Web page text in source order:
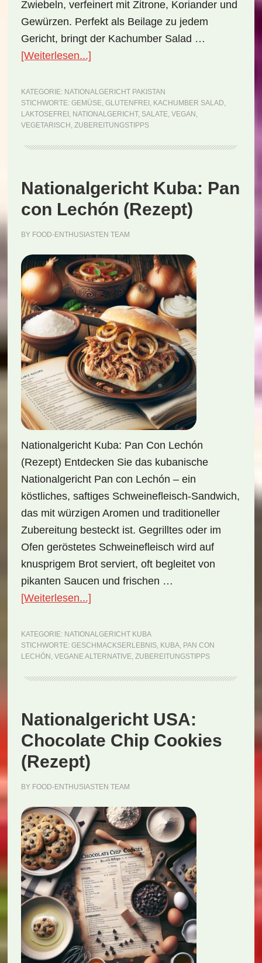
Zwiebeln, verfeinert mit Zitrone, Koriander und
Gewürzen. Perfekt als Beilage zu jedem
Gericht, bringt der Kachumber Salad …
[Weiterlesen...]ÜberNationalgericht
Kachumber
Salad
(Rezept)
KATEGORIE: NATIONALGERICHT PAKISTAN
STICHWORTE: GEMÜSE, GLUTENFREI , KACHUMBER SALAD,
LAKTOSEFREI , NATIONALGERICHT, SALATE, VEGAN ,
VEGETARISCH , ZUBEREITUNGSTIPPS
Nationalgericht Kuba: Pan
con Lechón (Rezept)
BY FOOD-ENTHUSIASTEN TEAM
Nationalgericht Kuba: Pan Con Lechón
(Rezept) Entdecken Sie das kubanische
Nationalgericht Pan con Lechón – ein
köstliches, saftiges Schweinefleisch-Sandwich,
das mit würzigen Aromen und traditioneller
Zubereitung besteckt ist. Gegrilltes oder im
Ofen geröstetes Schweinefleisch wird auf
knusprigem Brot serviert, oft begleitet von
pikanten Saucen und frischen …
[Weiterlesen...]ÜberNationalgericht
Pan
con
(Rezept)
KATEGORIE: NATIONALGERICHT KUBA
STICHWORTE: GESCHMACKSERLEBNIS, KUBA, PAN CON
LECHÓN , VEGANE ALTERNATIVE, ZUBEREITUNGSTIPPS
Nationalgericht USA:
Chocolate Chip Cookies
(Rezept)
BY FOOD-ENTHUSIASTEN TEAM